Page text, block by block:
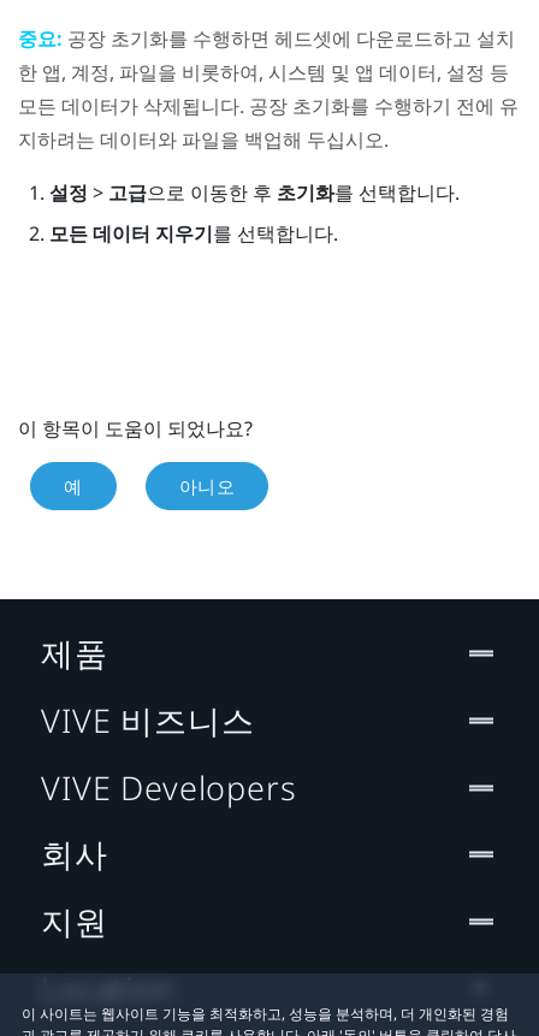
중요: 공장 초기화를 수행하면 헤드셋에 다운로드하고 설치
한 앱, 계정, 파일을 비롯하여, 시스템 및 앱 데이터, 설정 등
모든 데이터가 삭제됩니다. 공장 초기화를 수행하기 전에 유
지하려는 데이터와 파일을 백업해 두십시오.
설정 > 고급으로 이동한 후 초기화를 선택합니다.
모든 데이터 지우기를 선택합니다.
이 항목이 도움이 되었나요?
예 아니오
이 사이트는 웹사이트 기능을 최적화하고, 성능을 분석하며, 더 개인화된 경험
제품
VIVE 비즈니스
VIVE Developers
회사
지원
Location